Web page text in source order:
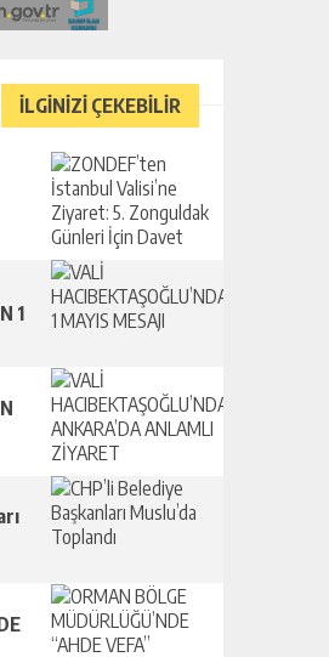
İLGİNİZİ ÇEKEBİLİR
1